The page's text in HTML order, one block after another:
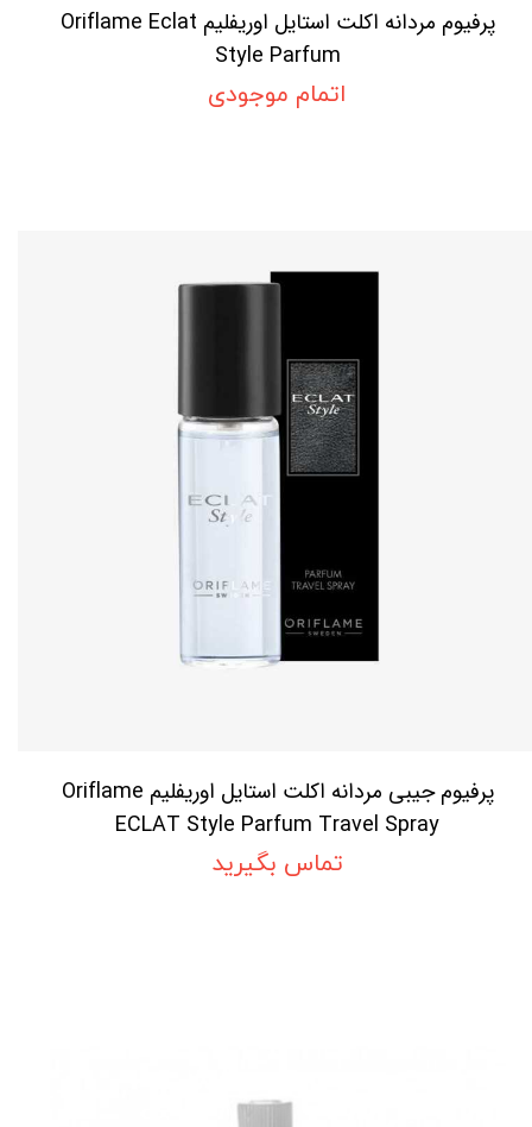
پرفیوم مردانه اکلت استایل اوریفلیم Oriflame Eclat
Style Parfum
اتمام موجودی
پرفیوم جیبی مردانه اکلت استایل اوریفلیم Oriflame
ECLAT Style Parfum Travel Spray
تماس بگیرید